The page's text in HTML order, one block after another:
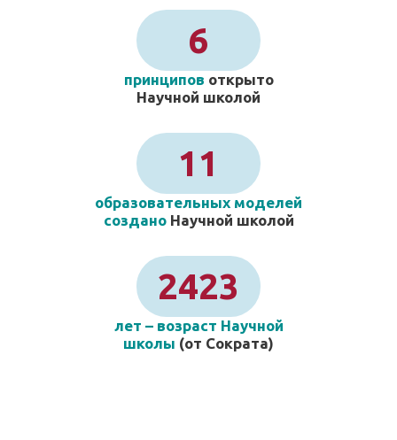
6
принципов открыто
Научной школой
11
образовательных моделей
создано Научной школой
2423
лет – возраст Научной
школы (от Сократа)